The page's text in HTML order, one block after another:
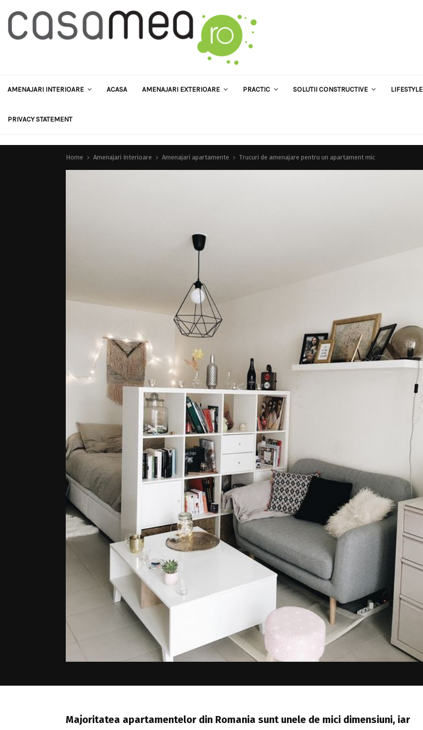
AMENAJARI INTERIOARE ACASA AMENAJARI EXTERIOARE PRACTIC SOLUTII CONSTRUCTIVE LIFESTYLE
PRIVACY STATEMENT
Home Amenajari Interioare Amenajari apartamente Trucuri de amenajare pentru un apartament mic
Majoritatea apartamentelor din Romania sunt unele de mici dimensiuni, iar